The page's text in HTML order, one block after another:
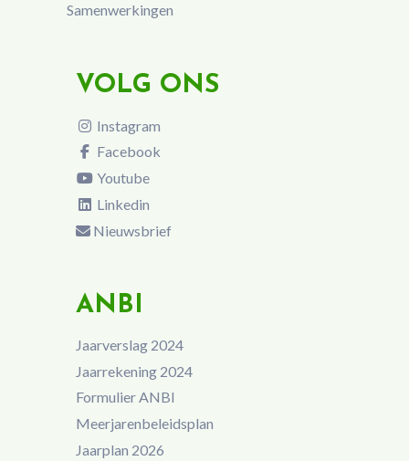
Samenwerkingen
VOLG ONS
Instagram
Facebook
Youtube
Linkedin
Nieuwsbrief
ANBI
Jaarverslag 2024
Jaarrekening 2024
Formulier ANBI
Meerjarenbeleidsplan
Jaarplan 2026